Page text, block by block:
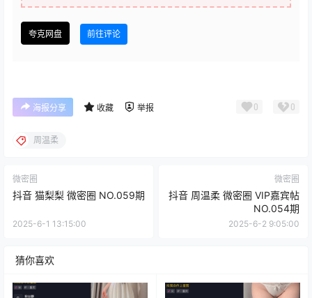
夸克网盘 前往评论
海报分享 收藏 举报 0 0
周温柔
微密圈
抖音 猫梨梨 微密圈 NO.059期
2025-6-1 13:15:00
微密圈
抖音 周温柔 微密圈 VIP嘉宾帖
NO.054期
2025-6-2 9:05:00
猜你喜欢